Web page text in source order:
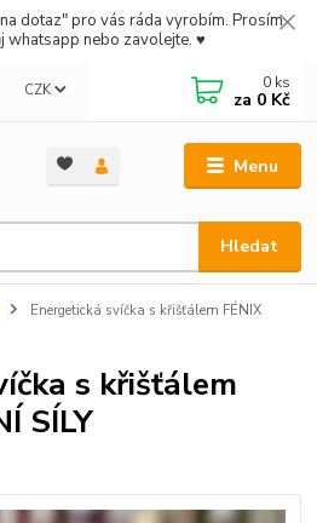
dotaz" pro vás ráda vyrobím. Prosím
whatsapp nebo zavolejte. ♥
Menu
CZK
Hledat
0 ks
za 0 Kč
Energetická svíčka s křišťálem FÉNIX
s křišťálem
SÍLY